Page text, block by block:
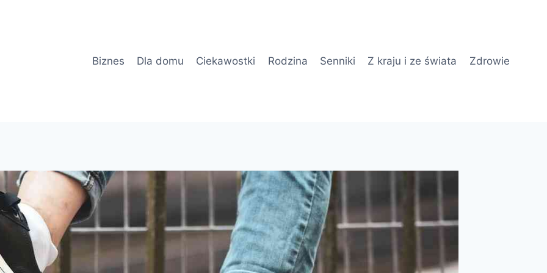
Biznes
Dla domu Ciekawostki Rodzina Senniki Z kraju i ze świata Zdrowie